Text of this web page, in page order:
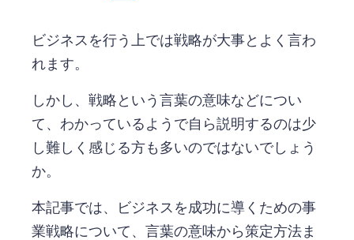
ビジネスを行う上では戦略が大事とよく言わ
れます。
しかし、戦略という言葉の意味などについ
て、わかっているようで自ら説明するのは少
し難しく感じる方も多いのではないでしょう
か。
本記事では、ビジネスを成功に導くための事
業戦略について、言葉の意味から策定方法ま